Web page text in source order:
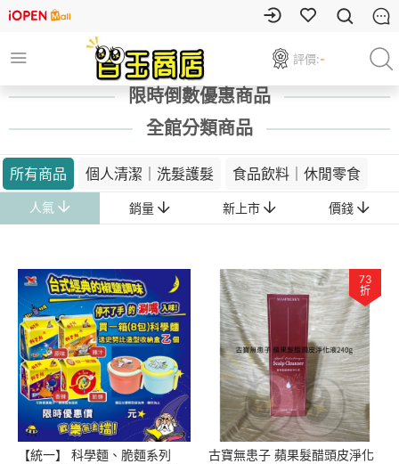
評價:-
限時倒數優惠商品
全館分類商品
所有商品 個人清潔｜洗髮護髮 食品飲料｜休閒零食
人氣 銷量 新上市 價錢
【統一】 科學麵、脆麵系列
73
折
古寶無患子 蘋果髮醋頭皮淨化